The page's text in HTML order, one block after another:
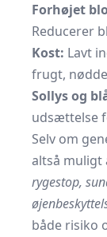
Forhøjet
Reducerer
Kost: Lavt
frugt,
Sollys og
udsættelse
Selv om
altså
rygestop,
både risiko